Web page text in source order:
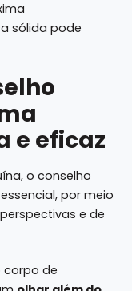
sólida pode
e eficaz
o conselho
por meio
e de
corpo de